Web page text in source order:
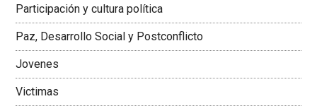
Colombiana
Participación y cultura política
Paz, Desarrollo Social y Postconflicto
Jovenes
Victimas